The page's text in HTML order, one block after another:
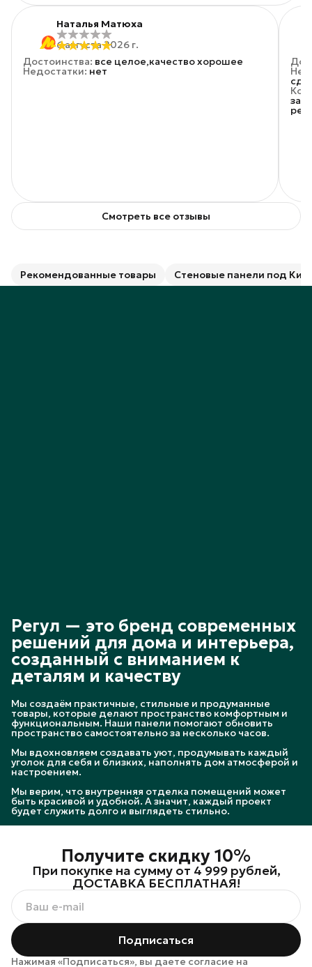
1 звезда 0
Наталья Матюха
6 августа 2026 г.
Достоинства: все целое,качество хорошее
Недостатки: нет
Смотреть все отзывы
Рекомендованные товары Стеновые панели под
Регул — это бренд современных
решений для дома и интерьера,
созданный с вниманием к
деталям и качеству
Мы создаём практичные, стильные и продуманные
товары, которые делают пространство комфортным и
функциональным. Наши панели помогают обновить
пространство самостоятельно за несколько часов.
Мы вдохновляем создавать уют, продумывать каждый
уголок для себя и близких, наполнять дом атмосферой и
настроением.
Мы верим, что внутренняя отделка помещений может
быть красивой и удобной. А значит, каждый проект
будет служить долго и выглядеть стильно.
Получите скидку 10%
При покупке на сумму от 4 999 рублей,
ДОСТАВКА БЕСПЛАТНАЯ!
Подписаться
Нажимая «Подписаться», вы даете согласие на